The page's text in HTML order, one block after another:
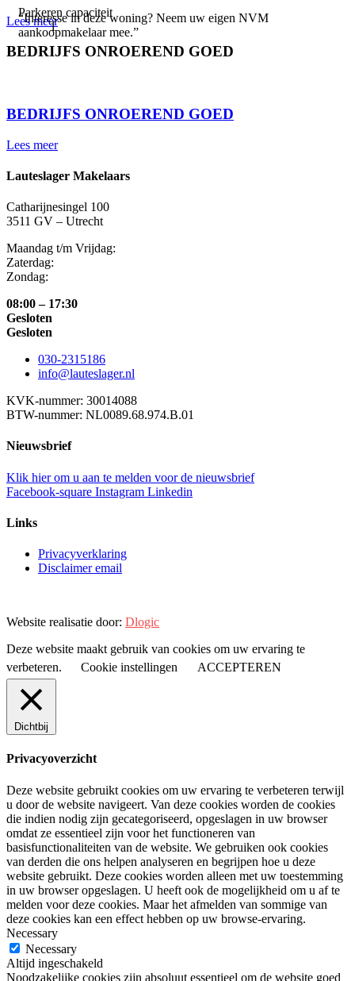
“Interesse in deze woning? Neem uw eigen NVM
aankoopmakelaar mee.”
Parkeren capaciteit
1
Lees meer
BEDRIJFS ONROEREND GOED
BEDRIJFS ONROEREND GOED
Lees meer
Lauteslager Makelaars
Catharijnesingel 100
3511 GV – Utrecht
Maandag t/m Vrijdag:
Zaterdag:
Zondag:
08:00 – 17:30
Gesloten
Gesloten
030-2315186
info@lauteslager.nl
KVK-nummer: 30014088
BTW-nummer: NL0089.68.974.B.01
Nieuwsbrief
Klik hier om u aan te melden voor de nieuwsbrief
Facebook-square Instagram Linkedin
Links
Privacyverklaring
Disclaimer email
Website realisatie door: Dlogic
Deze website maakt gebruik van cookies om uw ervaring te
verbeteren.
Cookie instellingen ACCEPTEREN
Dichtbij
Privacyoverzicht
Deze website gebruikt cookies om uw ervaring te verbeteren terwijl
u door de website navigeert. Van deze cookies worden de cookies
die indien nodig zijn gecategoriseerd, opgeslagen in uw browser
omdat ze essentieel zijn voor het functioneren van
basisfunctionaliteiten van de website. We gebruiken ook cookies
van derden die ons helpen analyseren en begrijpen hoe u deze
website gebruikt. Deze cookies worden alleen met uw toestemming
in uw browser opgeslagen. U heeft ook de mogelijkheid om u af te
melden voor deze cookies. Maar het afmelden van sommige van
deze cookies kan een effect hebben op uw browse-ervaring.
Necessary
Necessary
Altijd ingeschakeld
Noodzakelijke cookies zijn absoluut essentieel om de website goed